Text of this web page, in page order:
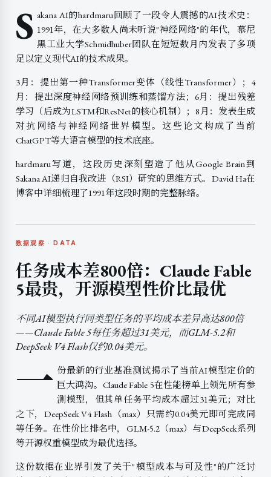
S akana AI的hardmaru回顾了一段令人震撼的AI技术史：
1991年，在大多数人尚未听说"神经网络"的年代，慕尼
黑工业大学Schmidhuber团队在短短数月内发表了多项
足以定义现代AI的技术成果。
3月：提出第一种Transformer变体（线性Transformer）；4
月：提出深度神经网络预训练和蒸馏方法；6月：提出残差
学习（后成为LSTM和ResNet的核心机制）；8月：发表生成
对抗网络与神经网络世界模型。这些论文构成了当前
ChatGPT等大语言模型的技术底座。
hardmaru写道，这段历史深刻塑造了他从Google Brain到
Sakana AI递归自我改进（RSI）研究的思维方式。David Ha在
博客中详细梳理了1991年这段时期的完整脉络。
数据观察 · DATA
任务成本差800倍：Claude Fable
5最贵，开源模型性价比最优
不同AI模型执行同类型任务的平均成本差异高达800倍
——Claude Fable 5每任务超过31美元，而GLM-5.2和
DeepSeek V4 Flash仅约0.04美元。
一 份最新的行业基准测试揭示了当前AI模型定价的
巨大鸿沟。Claude Fable 5在性能榜单上领先所有参
测模型，但其单任务平均成本超过31美元；对比
之下，DeepSeek V4 Flash（max）只需约0.04美元即可完成同
等任务。在性价比排名中，GLM-5.2（max）与DeepSeek系列
等开源权重模型成为最优选择。
这份数据在业界引发了关于"模型成本与可及性"的广泛讨